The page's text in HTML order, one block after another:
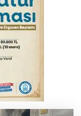
ceza
çarptığı
resmi